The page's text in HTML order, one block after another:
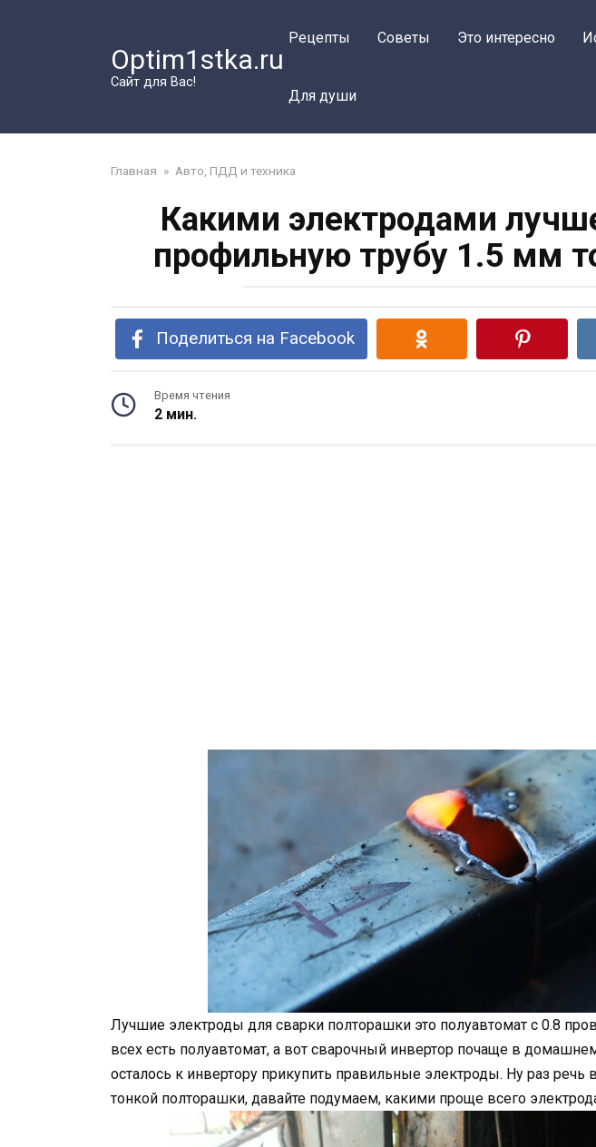
Optim1stka.ru
Сайт для Вас!
Рецепты Советы Это интересно
Для души
Главная » Авто, ПДД и техника
Какими электродами
профильную трубу 1.5 мм
Поделиться на Facebook
Время чтения
2 мин.
Лучшие электроды для сварки полторашки это полуавтомат с 0.8
всех есть полуавтомат, а вот сварочный инвертор почаще в
осталось к инвертору прикупить правильные электроды. Ну раз речь
тонкой полторашки, давайте подумаем, какими проще всего